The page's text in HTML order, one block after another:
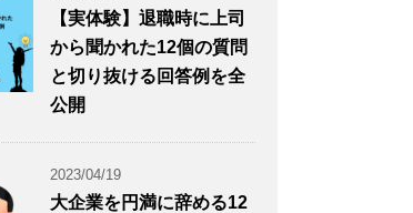
【実体験】退職時に上司
から聞かれた12個の質問
と切り抜ける回答例を全
公開
2023/04/19
大企業を円満に辞める12